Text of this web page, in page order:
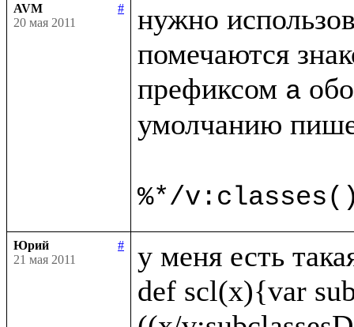
AVM
#
20 мая 2011
нужно
помечаются
префиксом a
умолчанию
%*/
Юрий
#
21 мая 2011
у меня есть
def scl(x){var